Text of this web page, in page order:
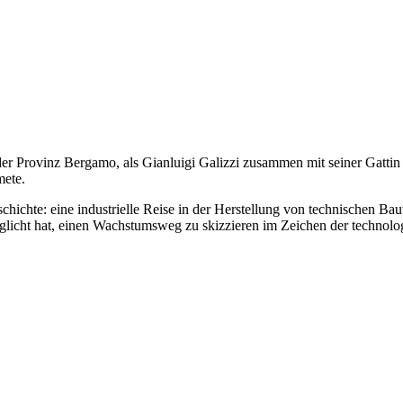
Provinz Bergamo, als Gianluigi Galizzi zusammen mit seiner
eine industrielle Reise in der Herstellung von technischen
hat, einen Wachstumsweg zu skizzieren im Zeichen der